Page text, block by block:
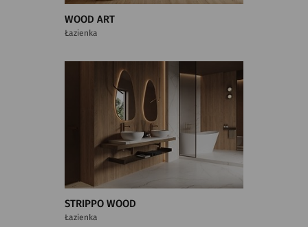
WOOD ART
Łazienka
STRIPPO WOOD
Łazienka